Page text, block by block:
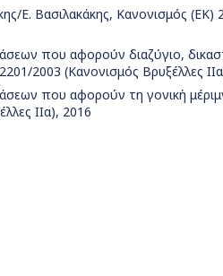
Ε. Βασιλακάκης, Κανονισμός (ΕΚ)
που αφορούν διαζύγιο,
2003 (Κανονισμός Βρυξέλλες
που αφορούν τη γονική
ΙΙα), 2016